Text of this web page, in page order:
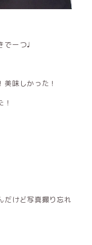
でーつ♩
味しかった！
だけど写真撮り忘れ